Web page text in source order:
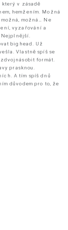
který v zásadě
hemžením. Možná
možná… Ne
vyzařování a
Nejplnější.
bighead. Už
Vlastně spíš se
formát.
prasknou.
A tím spíš dnů
důvodem pro to, že